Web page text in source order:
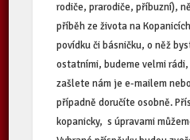
rodiče, prarodiče, příbuzní),
příběh ze života na
povídku či básničku, o něž
ostatními, budeme velmi
zašlete nám je e-mailem
případně doručíte osobně.
kopanicky, s úpravami